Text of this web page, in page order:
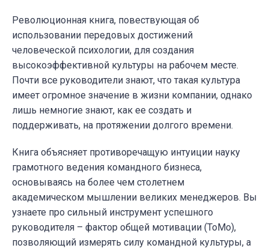
Революционная книга, повествующая об
использовании передовых достижений
человеческой психологии, для создания
высокоэффективной культуры на рабочем месте.
Почти все руководители знают, что такая культура
имеет огромное значение в жизни компании, однако
лишь немногие знают, как ее создать и
поддерживать, на протяжении долгого времени.
Книга объясняет противоречащую интуиции науку
грамотного ведения командного бизнеса,
основываясь на более чем столетнем
академическом мышлении великих менеджеров. Вы
узнаете про сильный инструмент успешного
руководителя – фактор общей мотивации (ToMo),
позволяющий измерять силу командной культуры, а